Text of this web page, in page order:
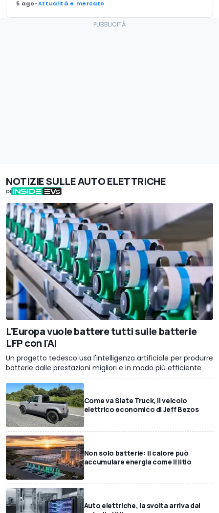
5 ago-Attualità e mercato
NOTIZIE SULLE AUTO ELETTRICHE
DI
L'Europa vuole battere tutti sulle batterie
LFP con l'AI
Un progetto tedesco usa l'intelligenza artificiale per produrre
batterie dalle prestazioni migliori e in modo più efficiente
Come va Slate Truck, il veicolo
elettrico economico di Jeff Bezos
Non solo batterie: il calore può
accumulare energia come il litio
Auto elettriche, la svolta arriva dai